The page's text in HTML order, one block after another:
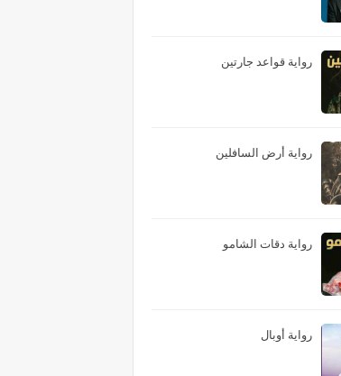
رواية قواعد جارتين
رواية أرض السافلين
رواية دقات الشامو
رواية أوبال